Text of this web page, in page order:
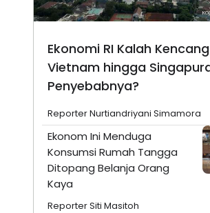
Ekonomi RI Kalah
Vietnam hingga
Penyebabnya?
Reporter Nurtiandriyani Simamora
Ekonom Ini Menduga
Konsumsi Rumah Tangga
Ditopang Belanja Orang
Kaya
Reporter Siti Masitoh